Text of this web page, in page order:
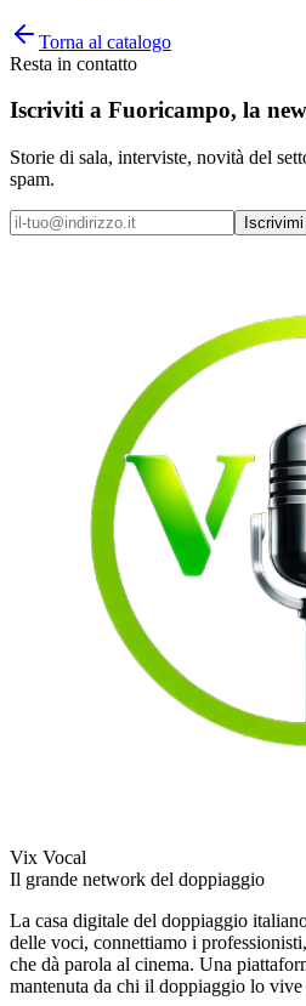
Torna al catalogo
Resta in contatto
Iscriviti a Fuoricampo, la
Storie di sala, interviste, novità del
spam.
Iscrivimi
Vix Vocal
Il grande network del doppiaggio
La casa digitale del doppiaggio
delle voci, connettiamo i
che dà parola al cinema. Una
mantenuta da chi il doppiaggio lo